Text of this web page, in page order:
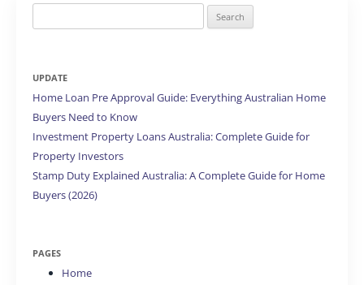
for:
UPDATE
Home Loan Pre Approval Guide: Everything Australian Home
Buyers Need to Know
Investment Property Loans Australia: Complete Guide for
Property Investors
Stamp Duty Explained Australia: A Complete Guide for Home
Buyers (2026)
PAGES
Home